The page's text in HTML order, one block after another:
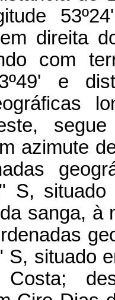
direita
com
e
azimute
S,
sanga, à
S, situado